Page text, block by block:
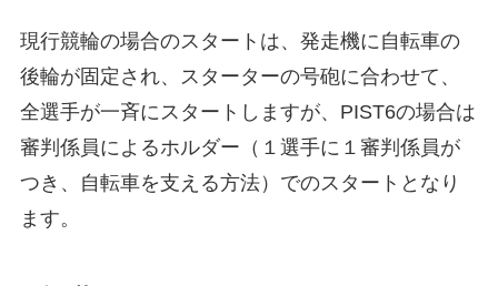
現行競輪の場合のスタートは、発走機に自転車の
後輪が固定され、スターターの号砲に合わせて、
全選手が一斉にスタートしますが、PIST6の場合は
審判係員によるホルダー（１選手に１審判係員が
つき、自転車を支える方法）でのスタートとなり
ます。